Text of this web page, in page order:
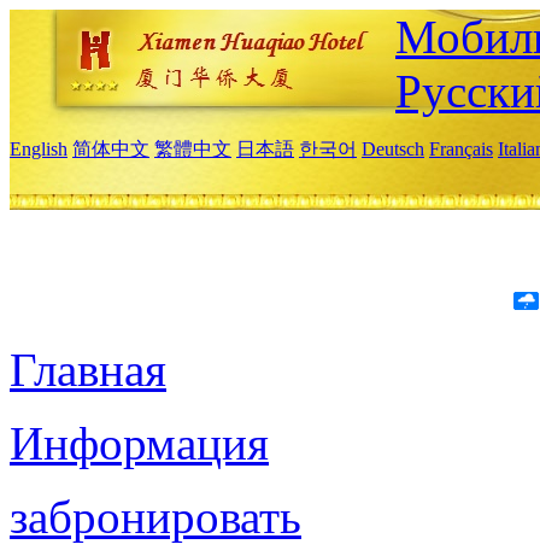
English 简体中文 繁體中文 日本語 한국어 Deutsch Français
Главная
Информация
забронировать